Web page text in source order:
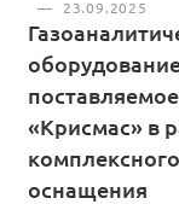
—
23.09.2025
«Крисмас» в
комплексного
оснащения